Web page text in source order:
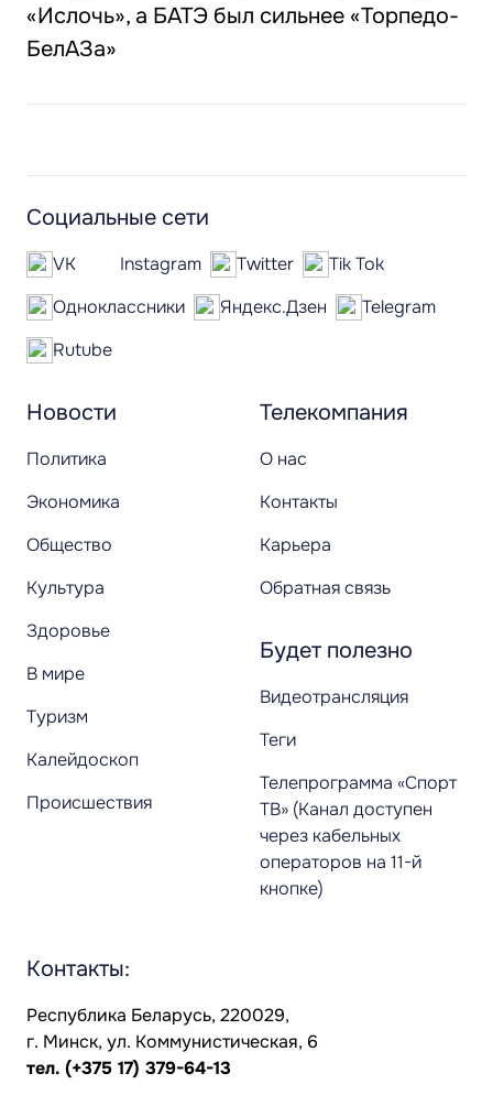
«Ислочь», а БАТЭ был сильнее «Торпедо-
БелАЗа»
Новости
Политика
Экономика
Общество
Культура
Здоровье
В мире
Туризм
Калейдоскоп
Происшествия
Телекомпания
О нас
Контакты
Карьера
Обратная связь
Будет полезно
Видеотрансляция
Теги
Телепрограмма «Спорт
ТВ» (Канал доступен
через кабельных
операторов на 11-й
кнопке)
Социальные сети
VK Instagram Twitter
Tik Tok
Одноклассники
Яндекс.Дзен
Telegram
Rutube
Контакты:
Республика Беларусь, 220029,
г. Минск, ул. Коммунистическая, 6
тел. (+375 17) 379-64-13